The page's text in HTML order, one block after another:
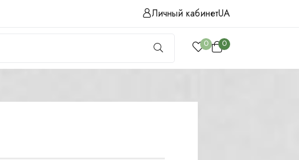
Личный кабинетUA
0 0